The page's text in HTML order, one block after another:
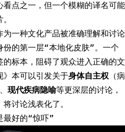
点之一，但一个模糊的译名可能
一种文化产品被准确理解和讨论
份的第一层“本地化皮肤”。一个
标本，阻碍了观众进入正确的文
》本可以引发关于身体自主权 （病
、 现代疾病隐喻等更深层的讨论，
讨论浅表化了。
最好的“惊吓”